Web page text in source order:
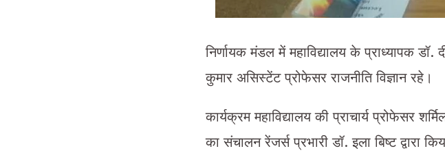
निर्णायक मंडल में महाविद्यालय के प्राध्यापक
कुमार असिस्टेंट प्रोफेसर राजनीति विज्ञान रहे।
कार्यक्रम महाविद्यालय की प्राचार्य प्रोफेसर
का संचालन रेंजर्स प्रभारी डॉ. इला बिष्ट द्वारा